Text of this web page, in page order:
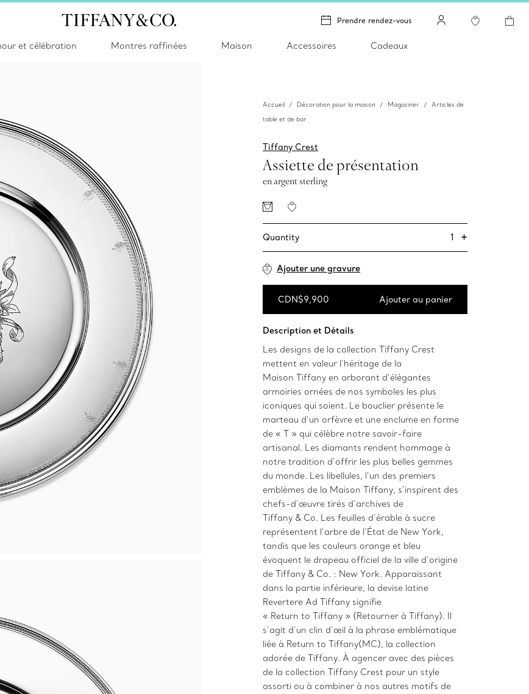
Prendre rendez-vous
et célébration Montres raffinées Maison Accessoires Cadeaux
Accueil Décoration pour la maison Magasiner
Articles de
table et de bar
Tiffany Crest
Assiette de présentation
en argent sterling
Quantity 1 +
Ajouter une gravure
CDN$9,900 Ajouter au panier
Description et Détails
Les designs de la collection Tiffany Crest
mettent en valeur l’héritage de la
Maison Tiffany en arborant d’élégantes
armoiries ornées de nos symboles les plus
iconiques qui soient. Le bouclier présente le
marteau d’un orfèvre et une enclume en forme
de « T » qui célèbre notre savoir-faire
artisanal. Les diamants rendent hommage à
notre tradition d’offrir les plus belles gemmes
du monde. Les libellules, l’un des premiers
emblèmes de la Maison Tiffany, s’inspirent des
chefs-d’œuvre tirés d’archives de
Tiffany & Co. Les feuilles d’érable à sucre
représentent l’arbre de l’État de New York,
tandis que les couleurs orange et bleu
évoquent le drapeau officiel de la ville d’origine
de Tiffany & Co. : New York. Apparaissant
dans la partie inférieure, la devise latine
Revertere Ad Tiffany signifie
« Return to Tiffany » (Retourner à Tiffany). Il
s’agit d’un clin d’œil à la phrase emblématique
liée à Return to Tiffany(MC), la collection
adorée de Tiffany. À agencer avec des pièces
de la collection Tiffany Crest pour un style
assorti ou à combiner à nos autres motifs de